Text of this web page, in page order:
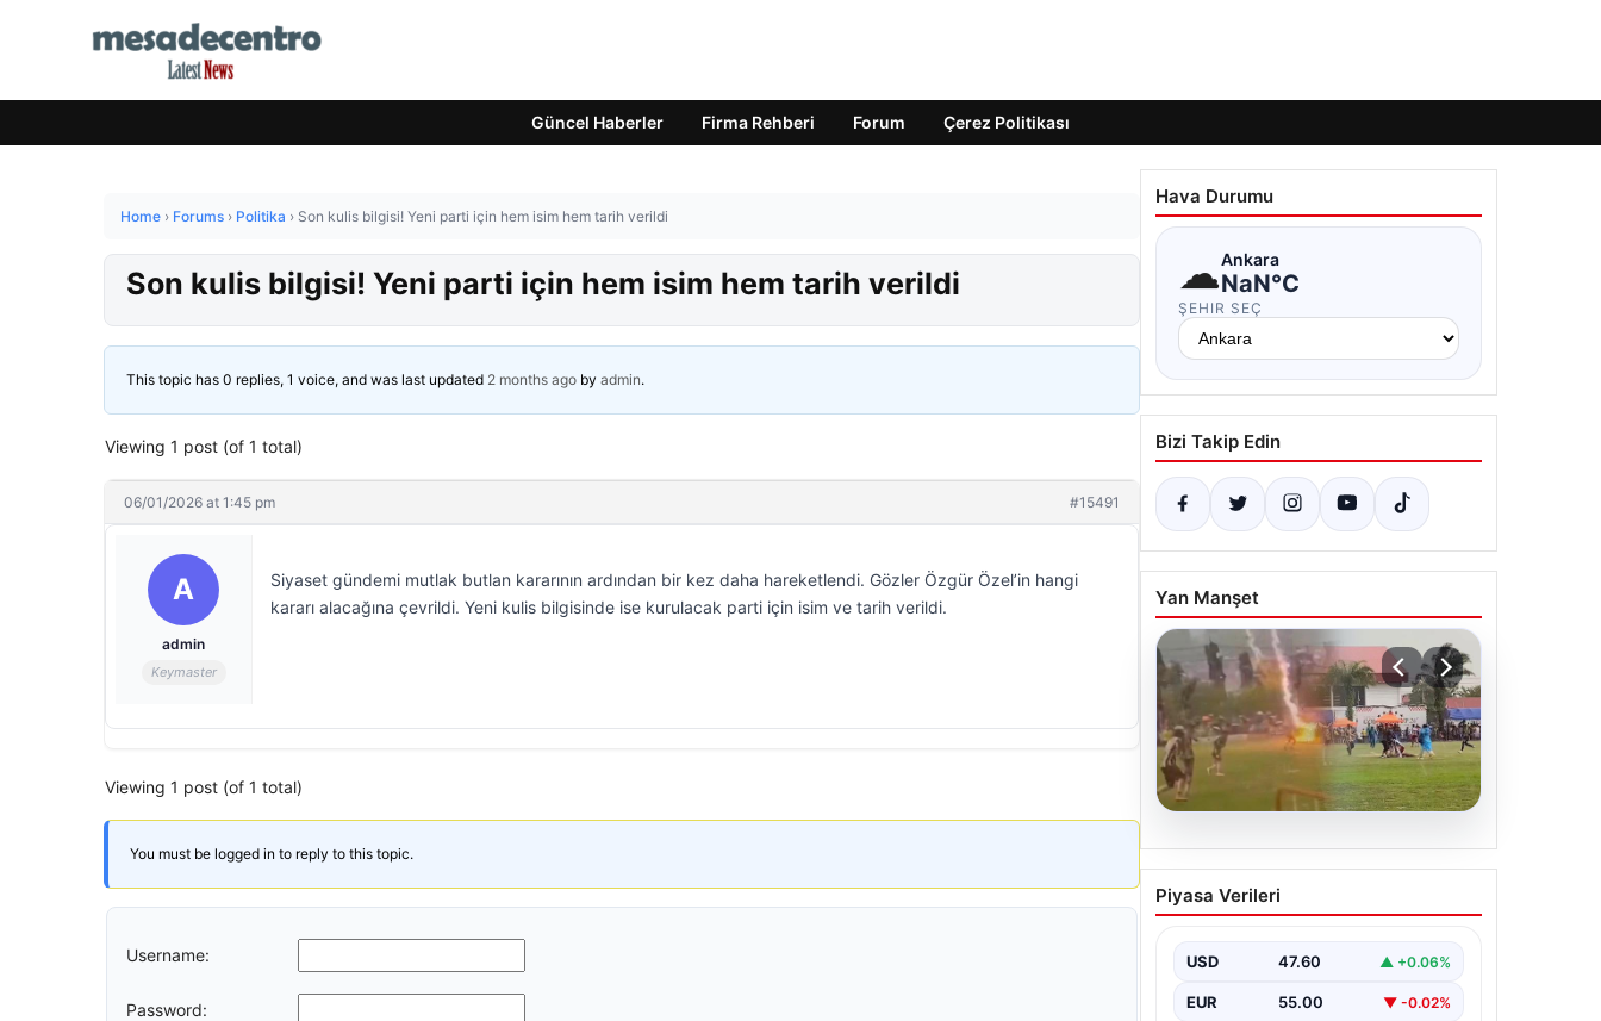
Güncel Haberler Firma Rehberi Forum Çerez Politikası
Home › Forums › Politika › Son kulis bilgisi! Yeni parti için hem isim hem tarih verildi
Son kulis bilgisi! Yeni parti için hem isim hem tarih verildi
This topic has 0 replies, 1 voice, and was last updated 2 months ago by admin.
Viewing 1 post (of 1 total)
06/01/2026 at 1:45 pm #15491
A
admin
Keymaster
Siyaset gündemi mutlak butlan kararının ardından bir kez daha hareketlendi. Gözler Özgür Özel’in hangi
kararı alacağına çevrildi. Yeni kulis bilgisinde ise kurulacak parti için isim ve tarih verildi.
Viewing 1 post (of 1 total)
You must be logged in to reply to this topic.
Username:
Password:
Hava Durumu
☁Ankara
NaN°C
ŞEHIR SEÇ
Bizi Takip Edin
Yan Manşet
04.08.2026
Olmaz denen oldu! Maç
sırasında yıldırım çarptı: O
Piyasa Verileri
USD 47.60 ▲ +0.06%
EUR 55.00 ▼ -0.02%